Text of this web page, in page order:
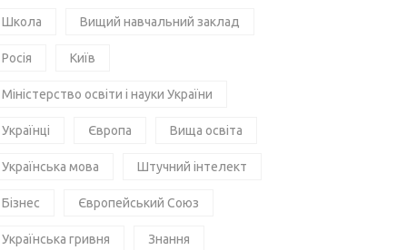
Школа Вищий навчальний заклад
Росія Київ
Міністерство освіти і науки України
Українці Європа Вища освіта
Українська мова Штучний інтелект
Бізнес Європейський Союз
Українська гривня Знання